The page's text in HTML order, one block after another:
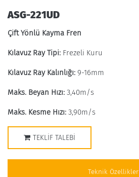
ASG-221UD
Çift Yönlü Kayma Fren
Kılavuz Ray Tipi: Frezeli Kuru
Kılavuz Ray Kalınlığı: 9-16mm
Maks. Beyan Hızı: 3,40m/s
Maks. Kesme Hızı: 3,90m/s
TEKLIF TALEBI
Teknik Özellikler